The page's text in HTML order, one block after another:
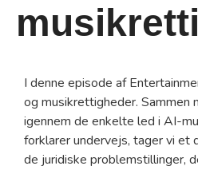
I denne episode af
og musikrettigheder. Sammen
igennem de enkelte led i AI-
forklarer undervejs, tager vi et
de juridiske problemstillinger,